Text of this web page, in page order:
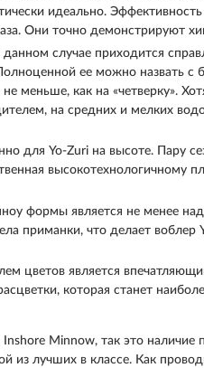
идеально. Эффективность
Они точно демонстрируют
случае приходится
ее можно назвать
меньше, как на «четверку».
на средних и мелких
для Yo-Zuri на высоте. Пару
высокотехнологичному
формы является не менее
приманки, что делает
цветов является
которая станет
Minnow, так это
из лучших в классе. Как